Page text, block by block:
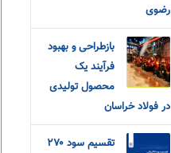
رضوی
بازطراحی و بهبود
فرآیند یک
محصول تولیدی
در فولاد خراسان
تقسیم سود ۲۷۰